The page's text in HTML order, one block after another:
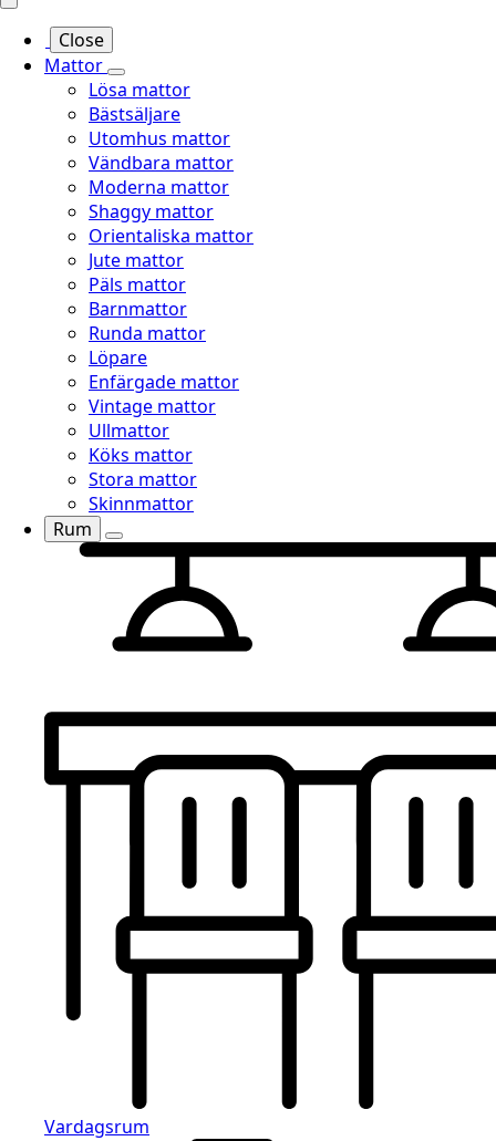
Close
Mattor
Lösa mattor
Bästsäljare
Utomhus mattor
Vändbara mattor
Moderna mattor
Shaggy mattor
Orientaliska mattor
Jute mattor
Päls mattor
Barnmattor
Runda mattor
Löpare
Enfärgade mattor
Vintage mattor
Ullmattor
Köks mattor
Stora mattor
Skinnmattor
Rum
Vardagsrum